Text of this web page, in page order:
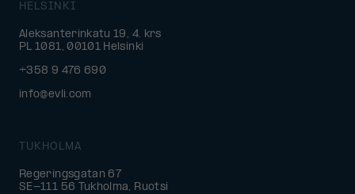
HELSINKI
Aleksanterinkatu 19, 4. krs
PL 1081, 00101 Helsinki
+358 9 476 690
info@evli.com
TUKHOLMA
Regeringsgatan 67
SE-111 56 Tukholma, Ruotsi